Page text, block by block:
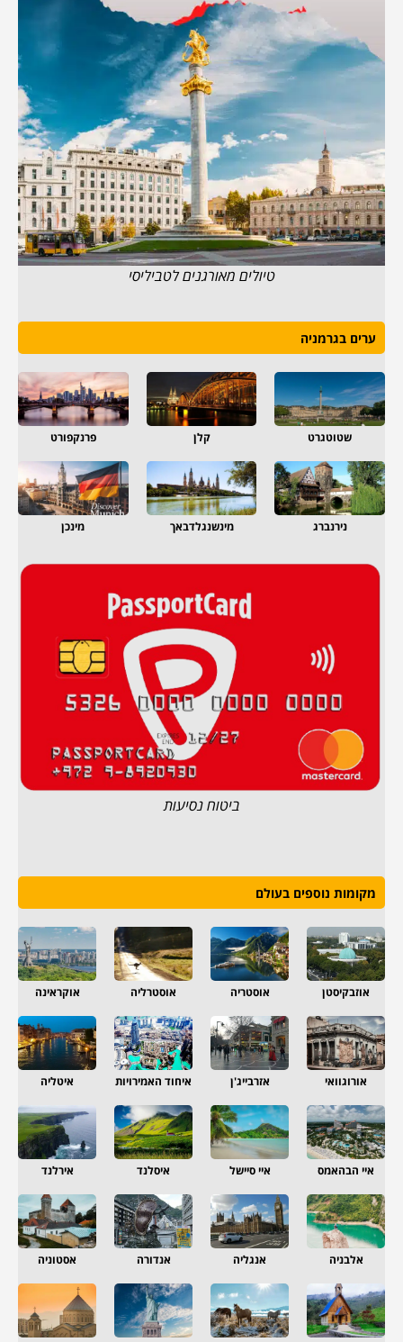
טיולים מאורגנים לטביליסי
ערים בגרמניה
שטוטגרט קלן פרנקפורט
נירנברג מינשנגלדבאך מינכן
ביטוח נסיעות
מקומות נוספים בעולם
אוזבקיסטן אוסטריה אוסטרליה אוקראינה
אורוגוואי אזרבייג'ן איחוד האמירויות איטליה
איי הבהאמס איי סיישל איסלנד אירלנד
אלבניה אנגליה אנדורה אסטוניה